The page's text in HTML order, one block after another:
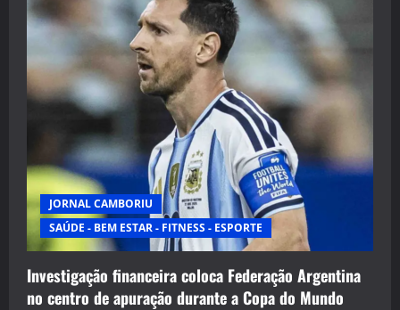
JORNAL CAMBORIU
SAÚDE - BEM ESTAR - FITNESS - ESPORTE
Investigação financeira coloca Federação Argentina
no centro de apuração durante a Copa do Mundo